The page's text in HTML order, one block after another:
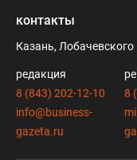
контакты
Казань, Лобачевского
редакция
8 (843) 202-12-10
info@business-
gazeta.ru
8